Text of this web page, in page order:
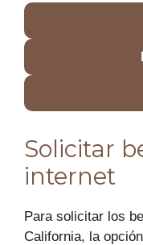
Solicitar
internet
Para solicitar los
California, la